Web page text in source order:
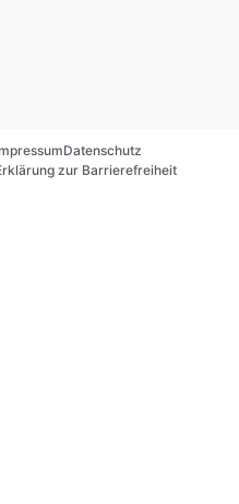
Datenschutz
zur Barrierefreiheit